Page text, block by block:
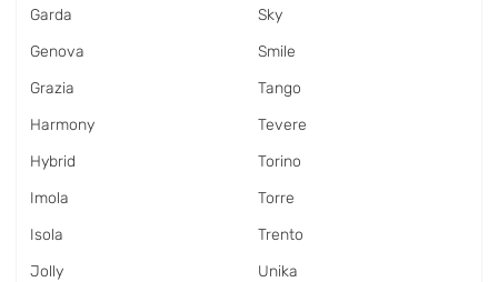
Garda
Genova
Grazia
Harmony
Hybrid
Imola
Isola
Jolly
Sky
Smile
Tango
Tevere
Torino
Torre
Trento
Unika